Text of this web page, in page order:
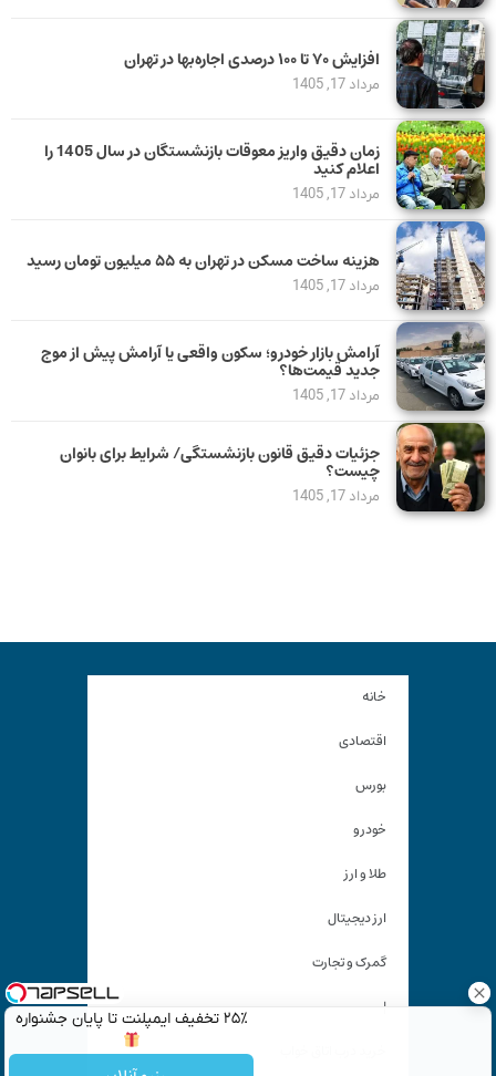
۲۵٪ تخفیف ایمپلنت تا پایان جشنواره
افزایش ۷۰ تا ۱۰۰ درصدی اجاره‌بها در تهران
مرداد 17, 1405
زمان دقیق واریز معوقات بازنشستگان در سال 1405 را
اعلام کنید
مرداد 17, 1405
هزینه ساخت مسکن در تهران به ۵۵ میلیون تومان رسید
مرداد 17, 1405
آرامش بازار خودرو؛ سکون واقعی یا آرامش پیش از موج
جدید قیمت‌ها؟
مرداد 17, 1405
جزئیات دقیق قانون بازنشستگی/ شرایط برای بانوان
چیست؟
مرداد 17, 1405
خانه
اقتصادی
بورس
خودرو
طلا و ارز
ارز دیجیتال
گمرک و تجارت
|